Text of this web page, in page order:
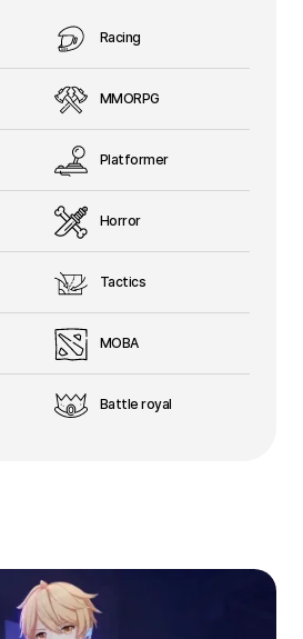
Racing
MMORPG
Platformer
Horror
Tactics
MOBA
Battle royal